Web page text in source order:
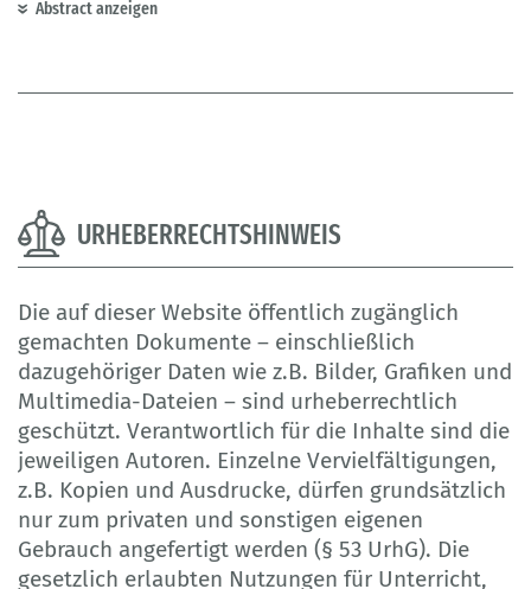
Abstract anzeigen
URHEBERRECHTSHINWEIS
Die auf dieser Website öffentlich zugänglich
gemachten Dokumente – einschließlich
dazugehöriger Daten wie z.B. Bilder, Grafiken und
Multimedia-Dateien – sind urheberrechtlich
geschützt. Verantwortlich für die Inhalte sind die
jeweiligen Autoren. Einzelne Vervielfältigungen,
z.B. Kopien und Ausdrucke, dürfen grundsätzlich
nur zum privaten und sonstigen eigenen
Gebrauch angefertigt werden (§ 53 UrhG). Die
gesetzlich erlaubten Nutzungen für Unterricht,